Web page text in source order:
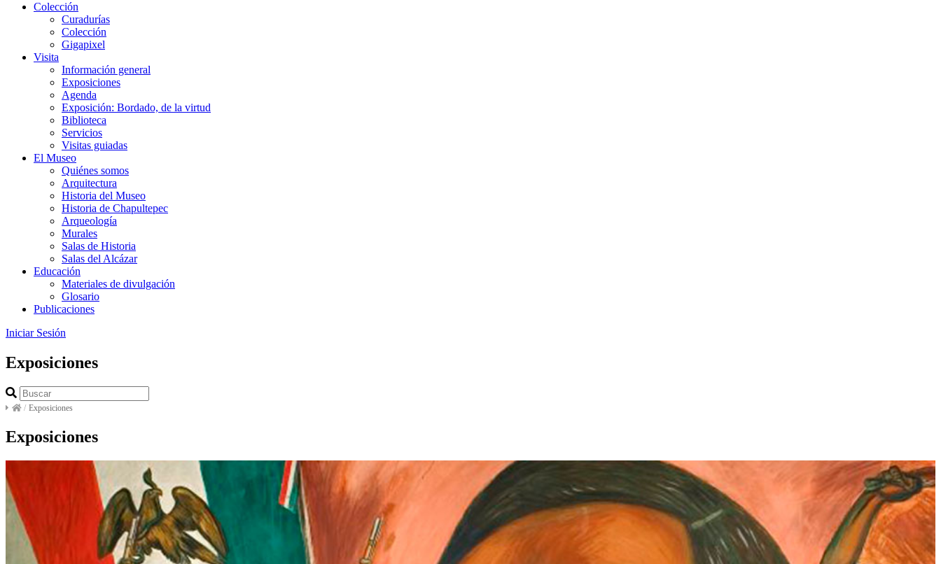
Colección
Curadurías
Colección
Gigapixel
Visita
Información general
Exposiciones
Agenda
Exposición: Bordado, de la virtud
Biblioteca
Servicios
Visitas guiadas
El Museo
Quiénes somos
Arquitectura
Historia del Museo
Historia de Chapultepec
Arqueología
Murales
Salas de Historia
Salas del Alcázar
Educación
Materiales de divulgación
Glosario
Publicaciones
Iniciar Sesión
Exposiciones
/ Exposiciones
Exposiciones